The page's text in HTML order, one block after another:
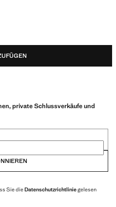
49.95 ]
private Schlussverkäufe und
Sie dieDatenschutzrichtliniegelesen